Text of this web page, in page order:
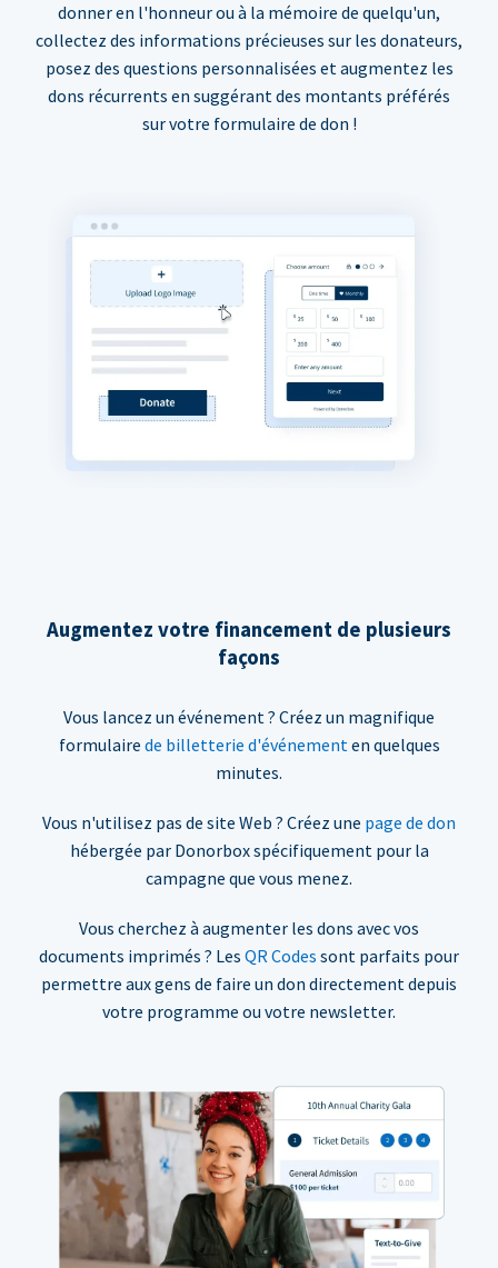
donner en l'honneur ou à la mémoire de quelqu'un,
collectez des informations précieuses sur les donateurs,
posez des questions personnalisées et augmentez les
dons récurrents en suggérant des montants préférés
sur votre formulaire de don !
Augmentez votre financement de plusieurs
façons
Vous lancez un événement ? Créez un magnifique
formulaire de billetterie d'événementen quelques
minutes.
Vous n'utilisez pas de site Web ? Créez une page de don
hébergée par Donorbox spécifiquement pour la
campagne que vous menez.
Vous cherchez à augmenter les dons avec vos
documents imprimés ? Les QR Codes sont parfaits pour
permettre aux gens de faire un don directement depuis
votre programme ou votre newsletter.